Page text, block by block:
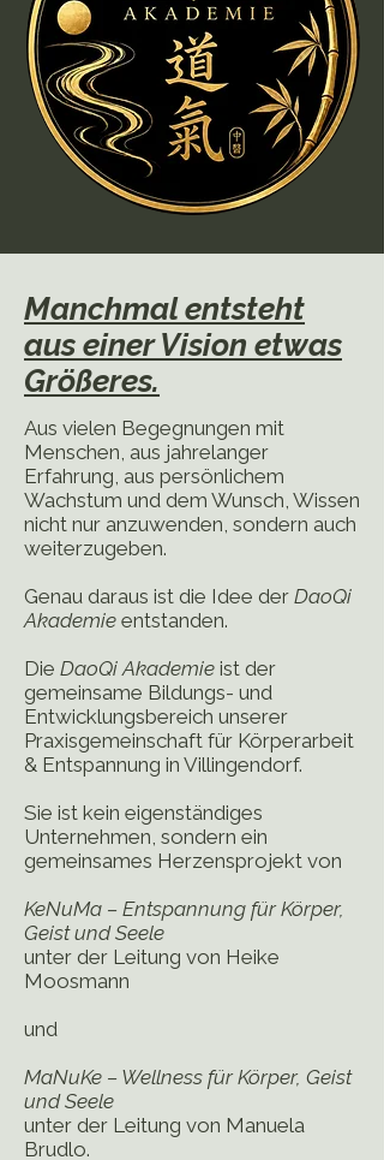
Manchmal entsteht
aus einer Vision etwas
Größeres.
Aus vielen Begegnungen mit
Menschen, aus jahrelanger
Erfahrung, aus persönlichem
Wachstum und dem Wunsch, Wissen
nicht nur anzuwenden, sondern auch
weiterzugeben.
Genau daraus ist die Idee der DaoQi
Akademie entstanden.
Die DaoQi Akademie ist der
gemeinsame Bildungs- und
Entwicklungsbereich unserer
Praxisgemeinschaft für Körperarbeit
& Entspannung in Villingendorf.
Sie ist kein eigenständiges
Unternehmen, sondern ein
gemeinsames Herzensprojekt von
KeNuMa – Entspannung für Körper,
Geist und Seele
unter der Leitung von Heike
Moosmann
und
MaNuKe – Wellness für Körper, Geist
und Seele
unter der Leitung von Manuela
Brudlo.